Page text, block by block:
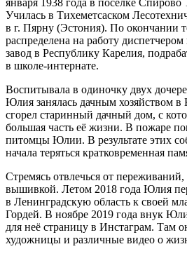
января 1938 года в поселке Спирово
Училась в Тихеметсаском
в г. Пярну (Эстония). По окончании
распределена на работу
завод в Республику Карелия,
в школе-интернате.
Воспитывала в одиночку двух
Юлия занялась дачным хозяйством
сгорел старинный дачный дом, с
большая часть её жизни. В пожаре
питомцы Юлии. В результате этих
начала теряться кратковременная
Стремясь отвлечься от
вышивкой. Летом 2018 года Юлия
в Ленинградскую область к своей
Гордей. В ноябре 2019 года внук
для неё страницу в Инстаграм. Там
художницы и различные видео о